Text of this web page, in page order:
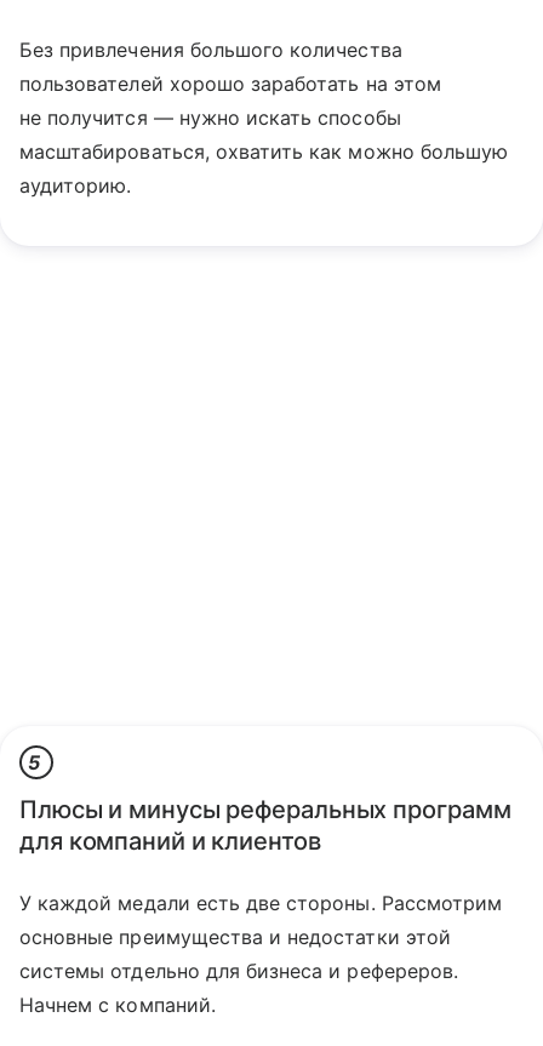
Без привлечения большого количества
пользователей хорошо заработать на этом
не получится — нужно искать способы
масштабироваться, охватить как можно большую
аудиторию.
5
Плюсы и минусы реферальных программ
для компаний и клиентов​
У каждой медали есть две стороны. Рассмотрим
основные преимущества и недостатки этой
системы отдельно для бизнеса и рефереров.
Начнем с компаний.